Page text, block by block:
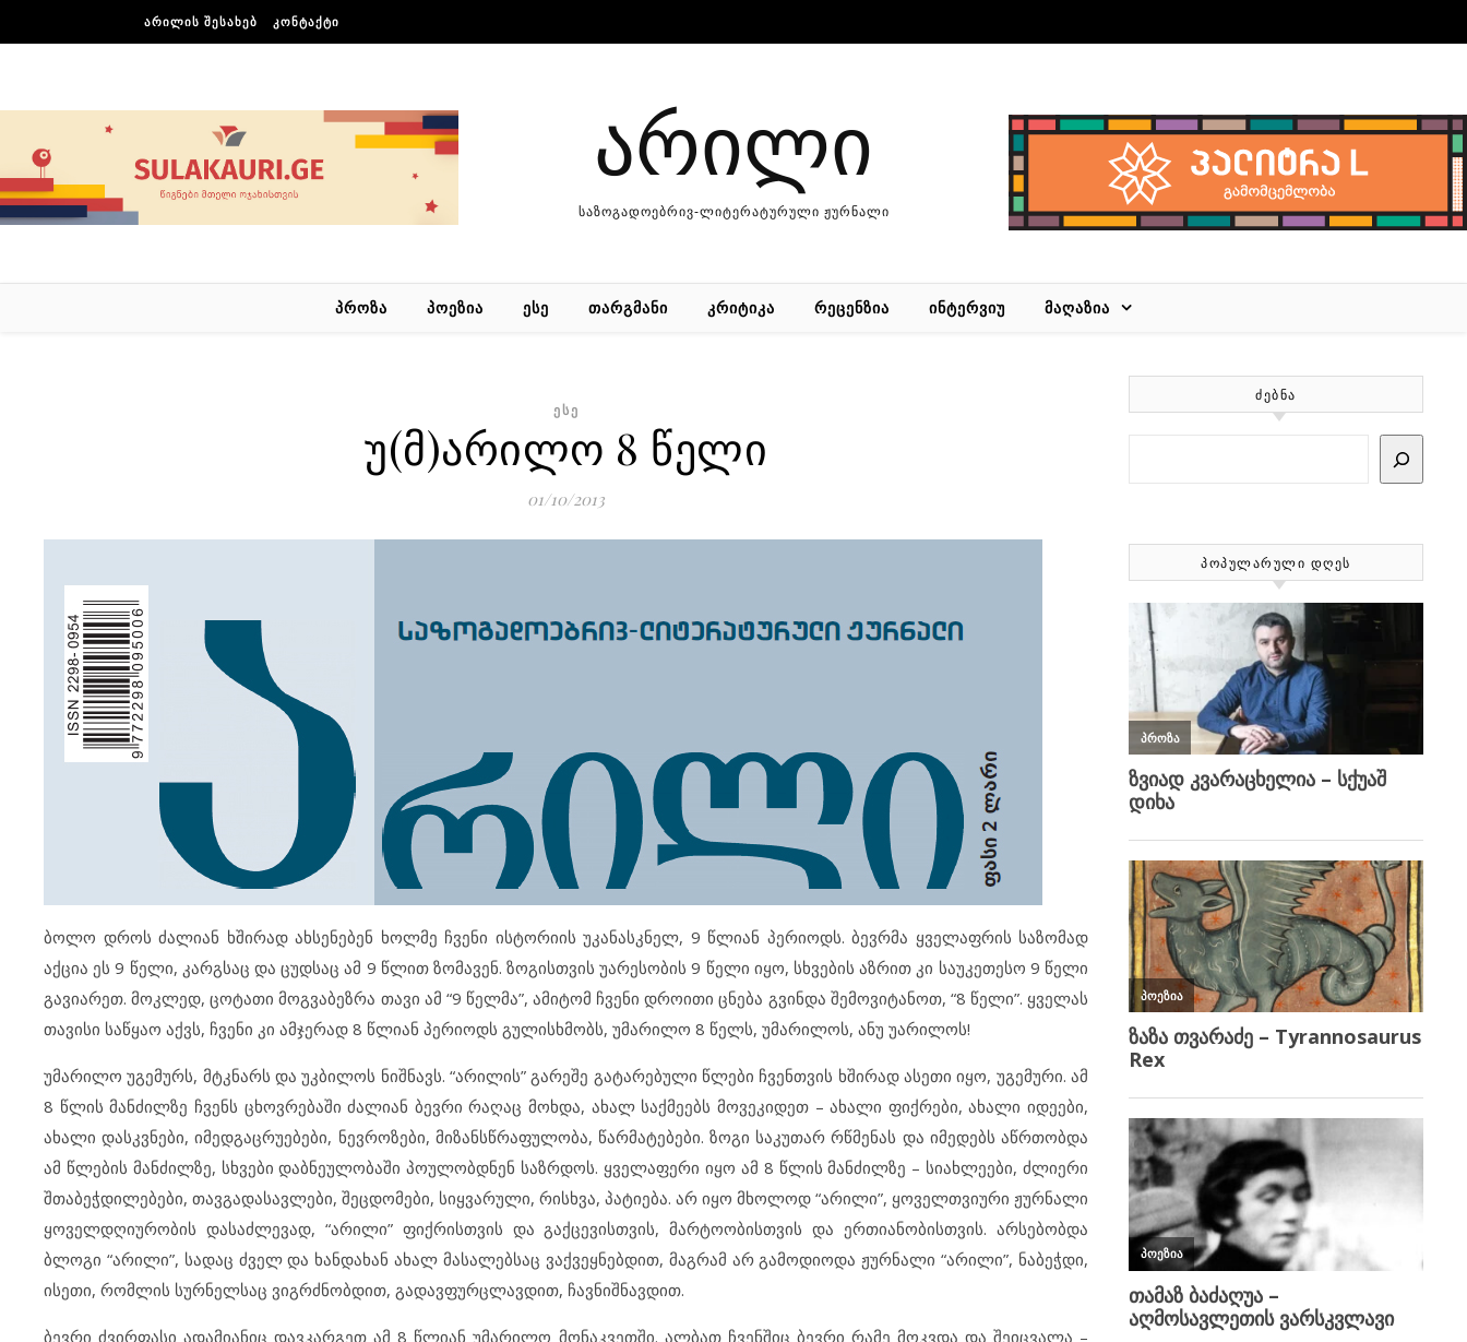
ᲐᲠᲘᲚᲘᲡ ᲨᲔᲡᲐᲮᲔᲑ ᲙᲝᲜᲢᲐᲥᲢᲘ
არილი
საზოგადოებრივ-ლიტერატურული ჟურნალი
ᲞᲠᲝᲖᲐ ᲞᲝᲔᲖᲘᲐ ᲔᲡᲔ ᲗᲐᲠᲒᲛᲐᲜᲘ ᲙᲠᲘᲢᲘᲙᲐ ᲠᲔᲪᲔᲜᲖᲘᲐ ᲘᲜᲢᲔᲠᲕᲘᲣ ᲛᲐᲦᲐᲖᲘᲐ
ᲔᲡᲔ
უ(მ)არილო 8 წელი
01/10/2013
ბოლო დროს ძალიან ხშირად ახსენებენ ხოლმე ჩვენი ისტორიის უკანასკნელ, 9 წლიან პერიოდს. ბევრმა ყველაფრის საზომად
აქცია ეს 9 წელი, კარგსაც და ცუდსაც ამ 9 წლით ზომავენ. ზოგისთვის უარესობის 9 წელი იყო, სხვების აზრით კი საუკეთესო 9 წელი
გავიარეთ. მოკლედ, ცოტათი მოგვაბეზრა თავი ამ “9 წელმა”, ამიტომ ჩვენი დროითი ცნება გვინდა შემოვიტანოთ, “8 წელი”. ყველას
თავისი საწყაო აქვს, ჩვენი კი ამჯერად 8 წლიან პერიოდს გულისხმობს, უმარილო 8 წელს, უმარილოს, ანუ უარილოს!
უმარილო უგემურს, მტკნარს და უკბილოს ნიშნავს. “არილის” გარეშე გატარებული წლები ჩვენთვის ხშირად ასეთი იყო, უგემური. ამ
8 წლის მანძილზე ჩვენს ცხოვრებაში ძალიან ბევრი რაღაც მოხდა, ახალ საქმეებს მოვეკიდეთ – ახალი ფიქრები, ახალი იდეები,
ახალი დასკვნები, იმედგაცრუებები, ნევროზები, მიზანსწრაფულობა, წარმატებები. ზოგი საკუთარ რწმენას და იმედებს აწრთობდა
ამ წლების მანძილზე, სხვები დაბნეულობაში პოულობდნენ საზრდოს. ყველაფერი იყო ამ 8 წლის მანძილზე – სიახლეები, ძლიერი
შთაბეჭდილებები, თავგადასავლები, შეცდომები, სიყვარული, რისხვა, პატიება. არ იყო მხოლოდ “არილი”, ყოველთვიური ჟურნალი
ყოველდღიურობის დასაძლევად, “არილი” ფიქრისთვის და გაქცევისთვის, მარტოობისთვის და ერთიანობისთვის. არსებობდა
ბლოგი “არილი”, სადაც ძველ და ხანდახან ახალ მასალებსაც ვაქვეყნებდით, მაგრამ არ გამოდიოდა ჟურნალი “არილი”, ნაბეჭდი,
ისეთი, რომლის სურნელსაც ვიგრძნობდით, გადავფურცლავდით, ჩავნიშნავდით.
ბევრი ძვირფასი ადამიანიც დავკარგეთ ამ 8 წლიან უმარილო მონაკვეთში. ალბათ ჩვენშიც ბევრი რამე მოკვდა და შეიცვალა –
ᲫᲔᲑᲜᲐ
ᲞᲝᲞᲣᲚᲐᲠᲣᲚᲘ ᲓᲦᲔᲡ